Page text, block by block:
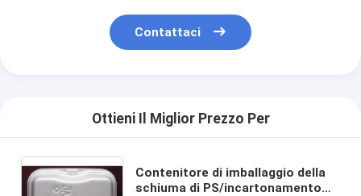
Contattaci
Ottieni Il Miglior Prezzo Per
Contenitore di imballaggio della
schiuma di PS/incartonamento